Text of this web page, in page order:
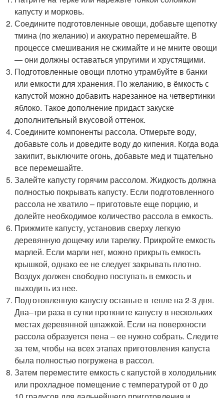
капусту и морковь.
Соедините подготовленные овощи, добавьте щепотку
тмина (по желанию) и аккуратно перемешайте. В
процессе смешивания не сжимайте и не мните овощи
— они должны оставаться упругими и хрустящими.
Подготовленные овощи плотно утрамбуйте в банки
или емкости для хранения. По желанию, в ёмкость с
капустой можно добавить нарезанное на четвертинки
яблоко. Такое дополнение придаст закуске
дополнительный вкусовой оттенок.
Соедините компоненты рассола. Отмерьте воду,
добавьте соль и доведите воду до кипения. Когда вода
закипит, выключите огонь, добавьте мед и тщательно
все перемешайте.
Залейте капусту горячим рассолом. Жидкость должна
полностью покрывать капусту. Если подготовленного
рассола не хватило – приготовьте еще порцию, и
долейте необходимое количество рассола в емкость.
Прижмите капусту, установив сверху легкую
деревянную дощечку или тарелку. Прикройте емкость
марлей. Если марли нет, можно прикрыть емкость
крышкой, однако ее не следует закрывать плотно.
Воздух должен свободно поступать в емкость и
выходить из нее.
Подготовленную капусту оставьте в тепле на 2-3 дня.
Два–три раза в сутки проткните капусту в нескольких
местах деревянной шпажкой. Если на поверхности
рассола образуется пена – ее нужно собрать. Следите
за тем, чтобы на всех этапах приготовления капуста
была полностью погружена в рассол.
Затем переместите емкость с капустой в холодильник
или прохладное помещение с температурой от 0 до